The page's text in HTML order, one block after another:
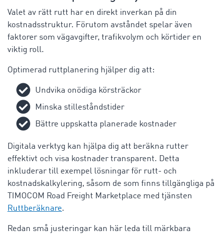
Valet av rätt rutt har en direkt inverkan på din
kostnadsstruktur. Förutom avståndet spelar även
faktorer som vägavgifter, trafikvolym och körtider en
viktig roll.
Optimerad ruttplanering hjälper dig att:
Undvika onödiga körsträckor
Minska stilleståndstider
Bättre uppskatta planerade kostnader
Digitala verktyg kan hjälpa dig att beräkna rutter
effektivt och visa kostnader transparent. Detta
inkluderar till exempel lösningar för rutt- och
kostnadskalkylering, såsom de som finns tillgängliga på
TIMOCOM Road Freight Marketplace med tjänsten
Ruttberäknare.
Redan små justeringar kan här leda till märkbara